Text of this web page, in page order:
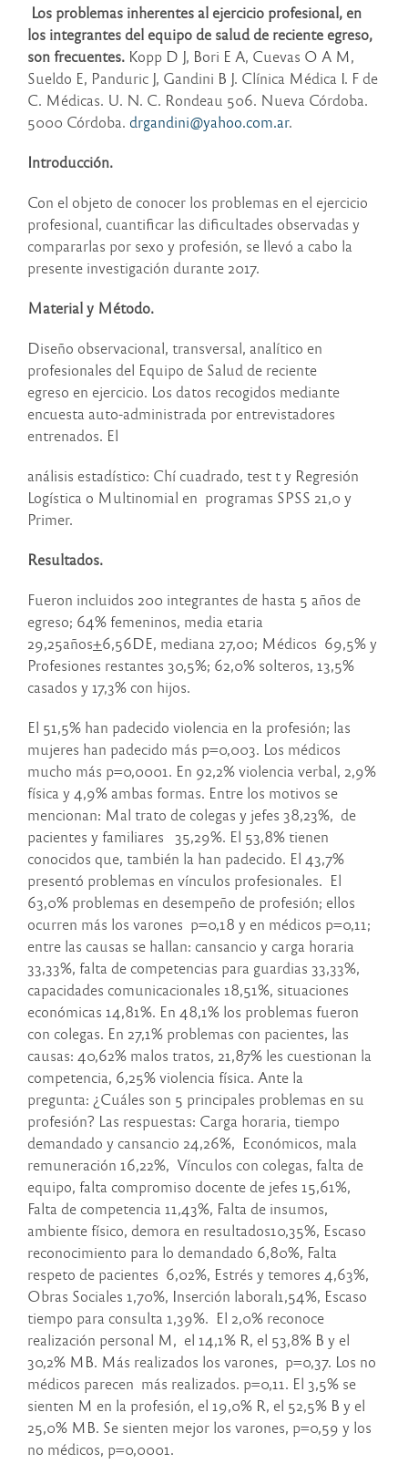
Los problemas inherentes al ejercicio profesional, en
los integrantes del equipo de salud de reciente egreso,
son frecuentes. Kopp D J, Bori E A, Cuevas O A M,
Sueldo E, Panduric J, Gandini B J. Clínica Médica I. F de
C. Médicas. U. N. C. Rondeau 506. Nueva Córdoba.
5000 Córdoba. drgandini@yahoo.com.ar.
Introducción.
Con el objeto de conocer los problemas en el ejercicio
profesional, cuantificar las dificultades observadas y
compararlas por sexo y profesión, se llevó a cabo la
presente investigación durante 2017.
Material y Método.
Diseño observacional, transversal, analítico en
profesionales del Equipo de Salud de reciente
egreso en ejercicio. Los datos recogidos mediante
encuesta auto-administrada por entrevistadores
entrenados. El
análisis estadístico: Chí cuadrado, test t y Regresión
Logística o Multinomial en programas SPSS 21,0 y
Primer.
Resultados.
Fueron incluidos 200 integrantes de hasta 5 años de
egreso; 64% femeninos, media etaria
29,25años+6,56DE, mediana 27,00; Médicos 69,5% y
Profesiones restantes 30,5%; 62,0% solteros, 13,5%
casados y 17,3% con hijos.
El 51,5% han padecido violencia en la profesión; las
mujeres han padecido más p=0,003. Los médicos
mucho más p=0,0001. En 92,2% violencia verbal, 2,9%
física y 4,9% ambas formas. Entre los motivos se
mencionan: Mal trato de colegas y jefes 38,23%, de
pacientes y familiares 35,29%. El 53,8% tienen
conocidos que, también la han padecido. El 43,7%
presentó problemas en vínculos profesionales. El
63,0% problemas en desempeño de profesión; ellos
ocurren más los varones p=0,18 y en médicos p=0,11;
entre las causas se hallan: cansancio y carga horaria
33,33%, falta de competencias para guardias 33,33%,
capacidades comunicacionales 18,51%, situaciones
económicas 14,81%. En 48,1% los problemas fueron
con colegas. En 27,1% problemas con pacientes, las
causas: 40,62% malos tratos, 21,87% les cuestionan la
competencia, 6,25% violencia física. Ante la
pregunta: ¿Cuáles son 5 principales problemas en su
profesión? Las respuestas: Carga horaria, tiempo
demandado y cansancio 24,26%, Económicos, mala
remuneración 16,22%, Vínculos con colegas, falta de
equipo, falta compromiso docente de jefes 15,61%,
Falta de competencia 11,43%, Falta de insumos,
ambiente físico, demora en resultados10,35%, Escaso
reconocimiento para lo demandado 6,80%, Falta
respeto de pacientes 6,02%, Estrés y temores 4,63%,
Obras Sociales 1,70%, Inserción laboral1,54%, Escaso
tiempo para consulta 1,39%. El 2,0% reconoce
realización personal M, el 14,1% R, el 53,8% B y el
30,2% MB. Más realizados los varones, p=0,37. Los no
médicos parecen más realizados. p=0,11. El 3,5% se
sienten M en la profesión, el 19,0% R, el 52,5% B y el
25,0% MB. Se sienten mejor los varones, p=0,59 y los
no médicos, p=0,0001.